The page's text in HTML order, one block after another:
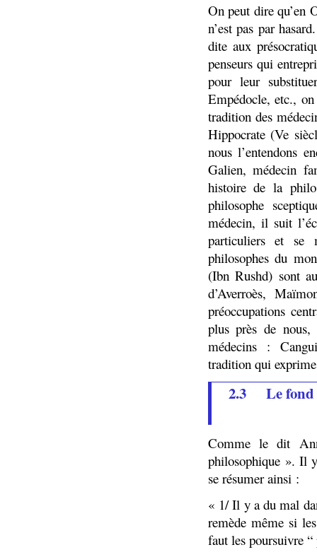
On peut dire qu’en
n’est pas par
dite aux
penseurs qui
pour leur
Empédocle, etc.,
tradition des
Hippocrate (Ve
nous l’entendons
Galien, médecin
histoire de la
philosophe
médecin, il suit
particuliers et se
philosophes du
(Ibn Rushd) sont
d’Averroès,
préoccupations
plus près de nous,
médecins :
tradition qui
2.3 Le
Comme le dit
philosophique ». Il
se résumer ainsi :
« 1/ Il y a du mal
remède même si
faut les poursuivre